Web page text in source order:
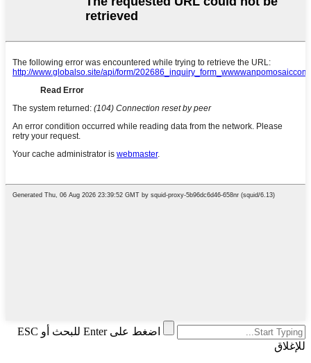
اضغط على Enter للبحث أو ESC
للإغلاق